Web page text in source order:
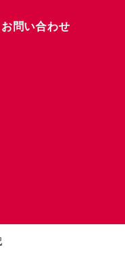
お問い合わせ